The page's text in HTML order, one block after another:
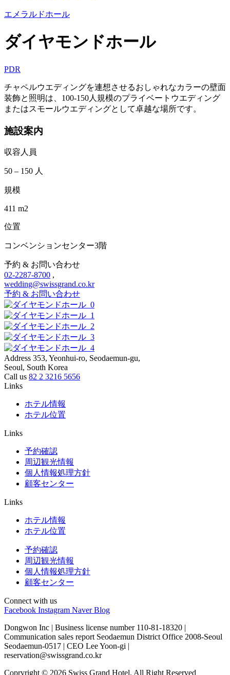
エメラルドホール
ダイヤモンドホール
PDR
チャペルウエディングを連想させるおしゃれなカラーの壁面
装飾と照明は、100-150人規模のプライベートウエディング
またはスモールウエディングとして卓越な場所です。
施設案内
収容人員
50 – 150 人
規模
411 m2
位置
コンベンションセンター3階
予約 & お問い合わせ
02-2287-8700 ,
wedding@swissgrand.co.kr
予約 & お問い合わせ
Address 353, Yeonhui-ro, Seodaemun-gu,
Seoul, South Korea
Call us 82 2 3216 5656
Links
ホテル情報
ホテル位置
Links
予約確認
周辺観光情報
個人情報処理方針
顧客センター
Links
ホテル情報
ホテル位置
予約確認
周辺観光情報
個人情報処理方針
顧客センター
Connect with us
Facebook Instagram Naver Blog
Dongwon Inc | Business license number 110-81-18320 |
Communication sales report Seodaemun District Office 2008-Seoul
Seodaemun-0517 | CEO Lee Yoon-gi |
reservation@swissgrand.co.kr
Copryright © 2026 Swiss Grand Hotel. All Right Reserved